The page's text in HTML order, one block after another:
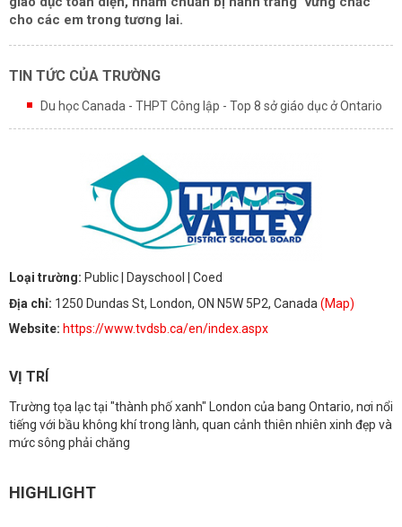
cho các em trong tương lai.
TIN TỨC CỦA TRƯỜNG
Du học Canada - THPT Công lập - Top 8 sở giáo dục ở Ontario
Loại trường: Public | Dayschool
| Coed
Địa chỉ: 1250 Dundas St, London, ON N5W 5P2, Canada (Map)
Website: https://www.tvdsb.ca/en/index.aspx
VỊ TRÍ
Trường tọa lạc tại "thành phố xanh" London của bang Ontario, nơi nổi
tiếng với bầu không khí trong lành, quan cảnh thiên nhiên xinh đẹp và
mức sông phải chăng
HIGHLIGHT